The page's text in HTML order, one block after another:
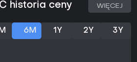
historia ceny WIĘCEJ
6M 1Y 2Y 3Y